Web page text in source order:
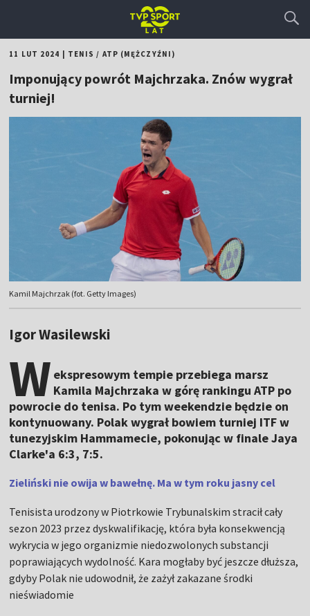
11 LUT 2024 TENIS / ATP (MĘŻCZYŹNI)
Imponujący powrót Majchrzaka. Znów wygrał
turniej!
Kamil Majchrzak (fot. Getty Images)
Igor Wasilewski
W ekspresowym tempie przebiega marsz
Kamila Majchrzaka w górę rankingu ATP po
powrocie do tenisa. Po tym weekendzie będzie on
kontynuowany. Polak wygrał bowiem turniej ITF w
tunezyjskim Hammamecie, pokonując w finale Jaya
Clarke'a 6:3, 7:5.
Zieliński nie owija w bawełnę. Ma w tym roku jasny cel
Tenisista urodzony w Piotrkowie Trybunalskim stracił cały
sezon 2023 przez dyskwalifikację, która była konsekwencją
wykrycia w jego organizmie niedozwolonych substancji
poprawiających wydolność. Kara mogłaby być jeszcze dłuższa,
gdyby Polak nie udowodnił, że zażył zakazane środki
nieświadomie